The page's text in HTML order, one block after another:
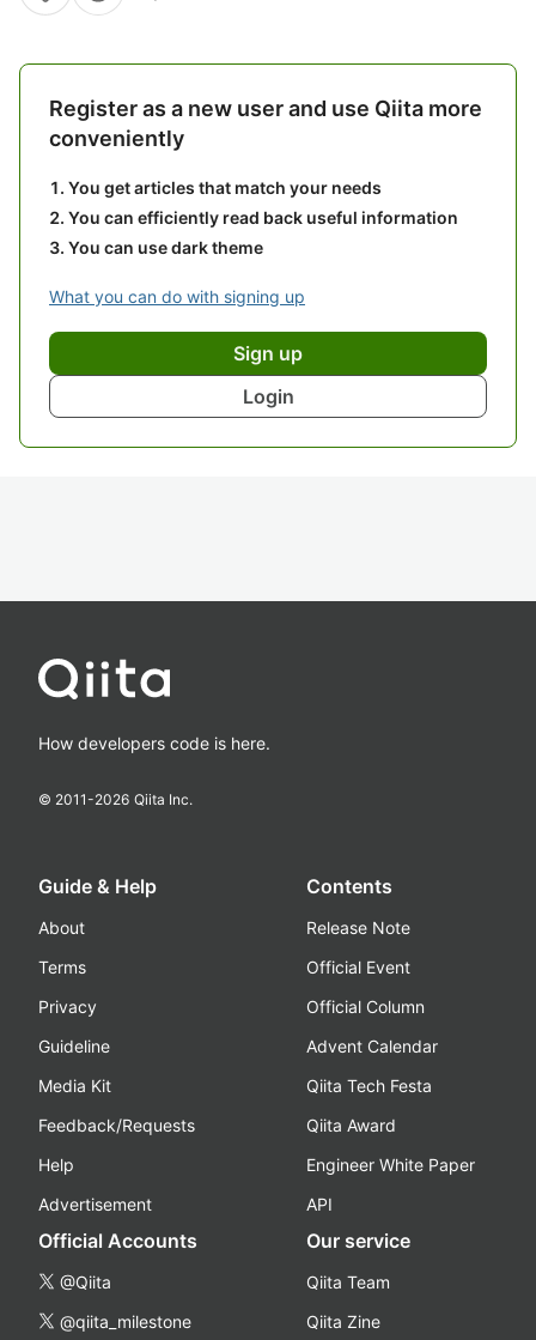
Register as a new user and use Qiita more
conveniently
You get articles that match your needs
You can efficiently read back useful information
You can use dark theme
What you can do with signing up
Sign up
Login
How developers code is here.
© 2011-2026 Qiita Inc.
Guide & Help
About
Terms
Privacy
Guideline
Media Kit
Feedback/Requests
Help
Advertisement
Contents
Release Note
Official Event
Official Column
Advent Calendar
Qiita Tech Festa
Qiita Award
Engineer White Paper
API
Official Accounts
@Qiita
@qiita_milestone
Our service
Qiita Team
Qiita Zine